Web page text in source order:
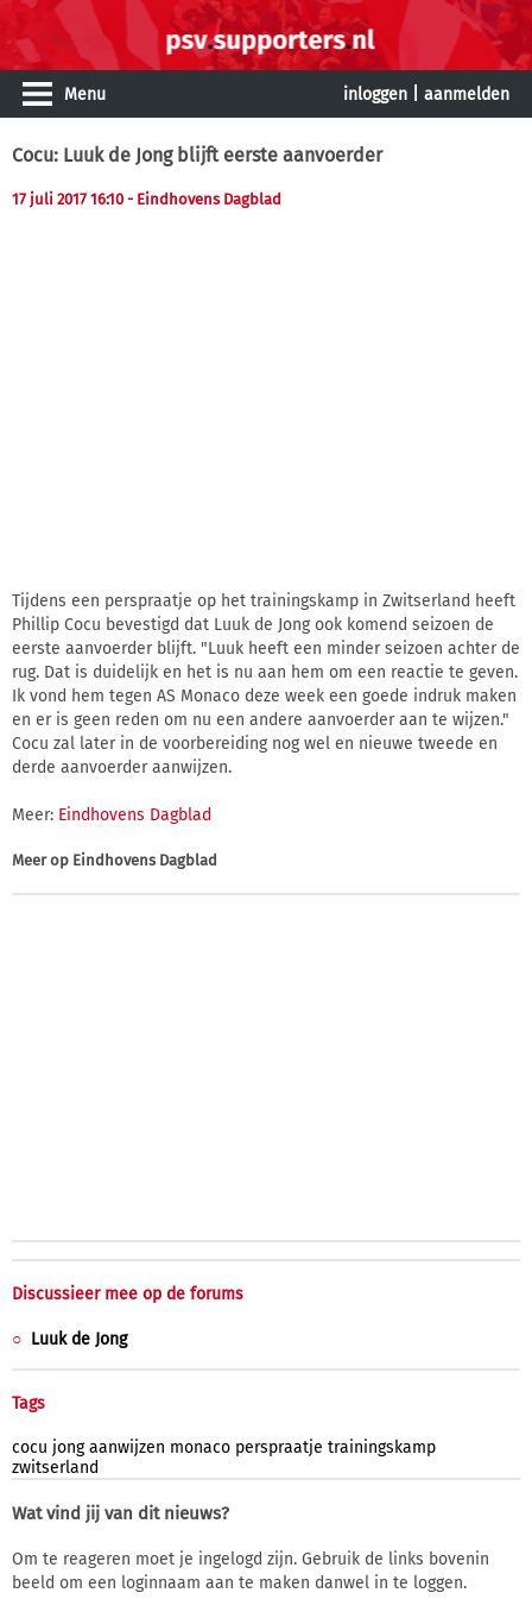
Menu inloggen aanmelden
Cocu: Luuk de Jong blijft eerste aanvoerder
17 juli 2017 16:10 - Eindhovens Dagblad
Tijdens een perspraatje op het trainingskamp in Zwitserland heeft
Phillip Cocu bevestigd dat Luuk de Jong ook komend seizoen de
eerste aanvoerder blijft. "Luuk heeft een minder seizoen achter de
rug. Dat is duidelijk en het is nu aan hem om een reactie te geven.
Ik vond hem tegen AS Monaco deze week een goede indruk maken
en er is geen reden om nu een andere aanvoerder aan te wijzen."
Cocu zal later in de voorbereiding nog wel en nieuwe tweede en
derde aanvoerder aanwijzen.
Meer: Eindhovens Dagblad
Meer op Eindhovens Dagblad
Discussieer mee op de forums
Luuk de Jong
Tags
cocu jong aanwijzen monaco perspraatje trainingskamp
zwitserland
Wat vind jij van dit nieuws?
Om te reageren moet je ingelogd zijn. Gebruik de links bovenin
beeld om een loginnaam aan te maken danwel in te loggen.